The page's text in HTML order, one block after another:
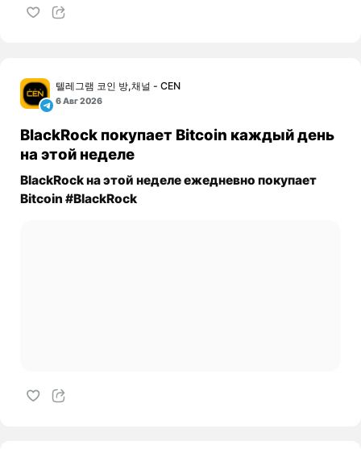
텔레그램 코인 방,채널 - CEN
6 Авг 2026
BlackRock покупает Bitcoin каждый день
на этой неделе
BlackRock на этой неделе ежедневно покупает
Bitcoin #BlackRock